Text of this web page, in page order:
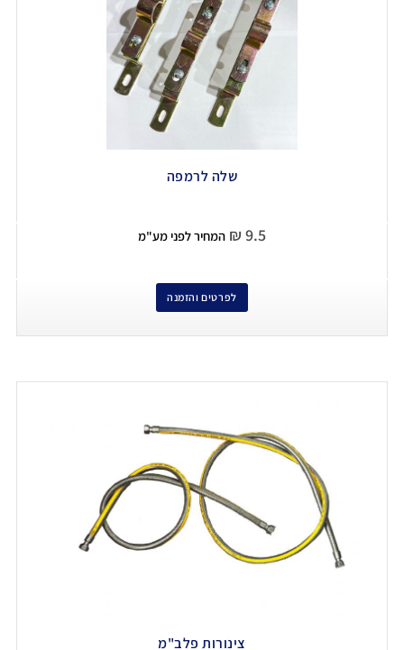
שלה לרמפה
₪ 9.5 המחיר לפני מע"מ
לפרטים והזמנה
צינורות פלב"מ